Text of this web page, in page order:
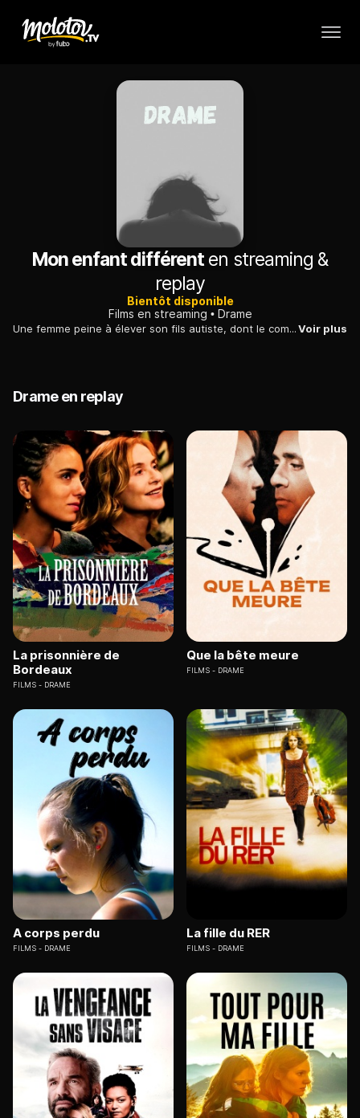
Mon enfant différenten streaming &
replay
Bientôt disponible
Films en streaming
Drame
Une femme peine à élever son fils autiste, dont le comportement à l'école devient ingérable. Son voisin de palier parvient à nouer un lien avec le garçon.Voir plus
Drame en replay
La prisonnière de
Bordeaux
FILMS DRAME
Que la bête meure
FILMS DRAME
A corps perdu
FILMS DRAME
La fille du RER
FILMS DRAME